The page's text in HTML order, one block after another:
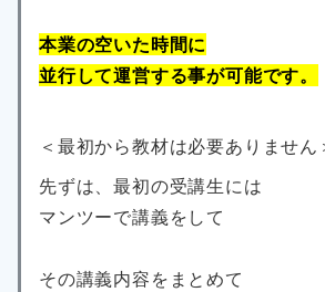
本業の空いた時間に
並行して運営する事が可能です。
＜最初から教材は必要ありません
先ずは、最初の受講生には
マンツーで講義をして
その講義内容をまとめて